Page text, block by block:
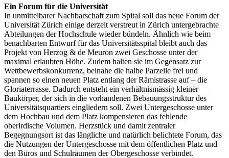
Ein Forum für die Universität
In unmittelbarer Nachbarschaft zum Spital soll das neue Forum der
Universität Zürich einige derzeit verstreut in Zürich untergebrachte
Abteilungen der Hochschule wieder bündeln. Ähnlich wie beim
benachbarten Entwurf für das Universitätsspital bleibt auch das
Projekt von Herzog & de Meuron zwei Geschosse unter der
maximal erlaubten Höhe. Zudem halten sie im Gegensatz zur
Wettbewerbskonkurrenz, beinahe die halbe Parzelle frei und
spannen so einen neuen Platz entlang der Rämistrasse auf – die
Gloriaterrasse. Dadurch entsteht ein verhältnismässig kleiner
Baukörper, der sich in die vorhandenen Bebauungsstruktur des
Universitätsquartiers eingliedern soll. Zwei Untergeschosse unter
dem Hochbau und dem Platz kompensieren das fehlende
oberirdische Volumen. Herzstück und damit zentraler
Begegnungsort ist das längliche und natürlich belichtete Forum, das
die Nutzungen der Untergeschosse mit dem öffentlichen Platz und
den Büros und Schulräumen der Obergeschosse verbindet.